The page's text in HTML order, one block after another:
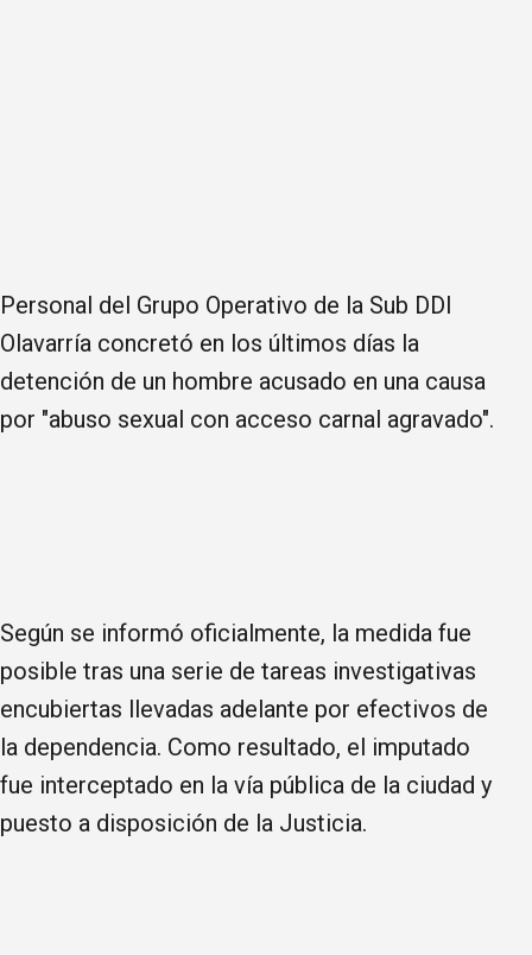
Personal del Grupo Operativo de la Sub DDI
Olavarría concretó en los últimos días la
detención de un hombre acusado en una causa
por "abuso sexual con acceso carnal agravado".
Según se informó oficialmente, la medida fue
posible tras una serie de tareas investigativas
encubiertas llevadas adelante por efectivos de
la dependencia. Como resultado, el imputado
fue interceptado en la vía pública de la ciudad y
puesto a disposición de la Justicia.